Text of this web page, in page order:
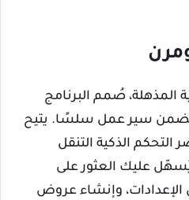
المذهلة، صُمم البرنامج
تضمن سير عمل سلسًا. يتيح
التحكم الذكية التنقل
عليك العثور على
الإعدادات، وإنشاء عروض